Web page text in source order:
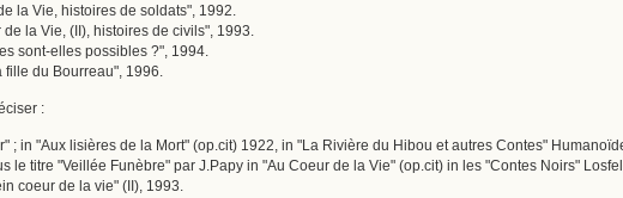
la Vie, histoires de soldats", 1992.
la Vie, (II), histoires de civils", 1993.
sont-elles possibles ?", 1994.
du Bourreau", 1996.
:
; in "Aux lisières de la Mort" (op.cit) 1922, in "La Rivière du Hibou et autres Contes"
le titre "Veillée Funèbre" par J.Papy in "Au Coeur de la Vie" (op.cit) in les "Contes Noirs"
coeur de la vie" (II), 1993.